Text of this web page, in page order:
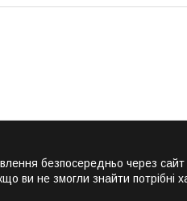
безпосередньо через сайт
ви не змогли знайти потрібні